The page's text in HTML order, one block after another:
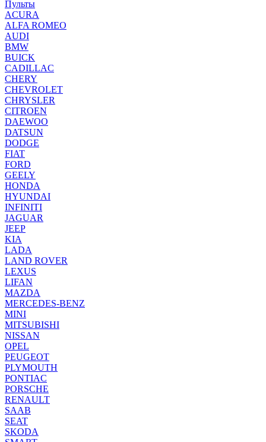
Пульты
ACURA
ALFA ROMEO
AUDI
BMW
BUICK
CADILLAC
CHERY
CHEVROLET
CHRYSLER
CITROEN
DAEWOO
DATSUN
DODGE
FIAT
FORD
GEELY
HONDA
HYUNDAI
INFINITI
JAGUAR
JEEP
KIA
LADA
LAND ROVER
LEXUS
LIFAN
MAZDA
MERCEDES-BENZ
MINI
MITSUBISHI
NISSAN
OPEL
PEUGEOT
PLYMOUTH
PONTIAC
PORSCHE
RENAULT
SAAB
SEAT
SKODA